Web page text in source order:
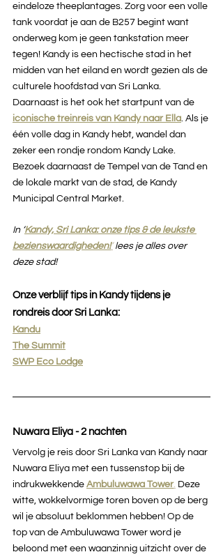
eindeloze theeplantages. Zorg voor een volle
tank voordat je aan de B257 begint want
onderweg kom je geen tankstation meer
tegen! Kandy is een hectische stad in het
midden van het eiland en wordt gezien als de
culturele hoofdstad van Sri Lanka.
Daarnaast is het ook het startpunt van de
iconische treinreis van Kandy naar Ella. Als je
één volle dag in Kandy hebt, wandel dan
zeker een rondje rondom Kandy Lake.
Bezoek daarnaast de Tempel van de Tand en
de lokale markt van de stad, de Kandy
Municipal Central Market.
In ‘Kandy, Sri Lanka: onze tips & de leukste
bezienswaardigheden!’ lees je alles over
deze stad!
Onze verblijf tips in Kandy tijdens je
rondreis door Sri Lanka:
Kandu
The Summit
SWP Eco Lodge
Nuwara Eliya - 2 nachten
Vervolg je reis door Sri Lanka van Kandy naar
Nuwara Eliya met een tussenstop bij de
indrukwekkende Ambuluwawa Tower. Deze
witte, wokkelvormige toren boven op de berg
wil je absoluut beklommen hebben! Op de
top van de Ambuluwawa Tower word je
beloond met een waanzinnig uitzicht over de